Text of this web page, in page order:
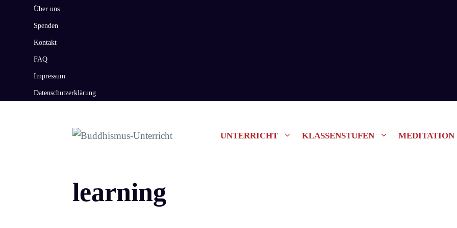
Über uns
Spenden
Kontakt
FAQ
Impressum
Datenschutzerklärung
UNTERRICHT KLASSENSTUFEN MEDITATION
learning